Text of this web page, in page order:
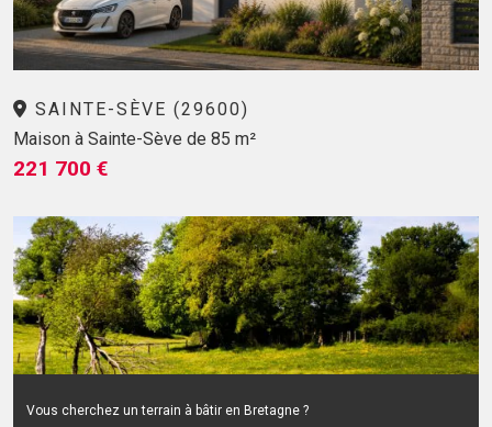
SAINTE-SÈVE (29600)
Maison à Sainte-Sève de 85 m²
221 700 €
Vous cherchez un terrain à bâtir en Bretagne ?